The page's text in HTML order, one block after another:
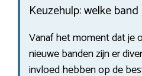
Keuzehulp: welke
Vanaf het moment dat je
nieuwe banden zijn er
invloed hebben op de